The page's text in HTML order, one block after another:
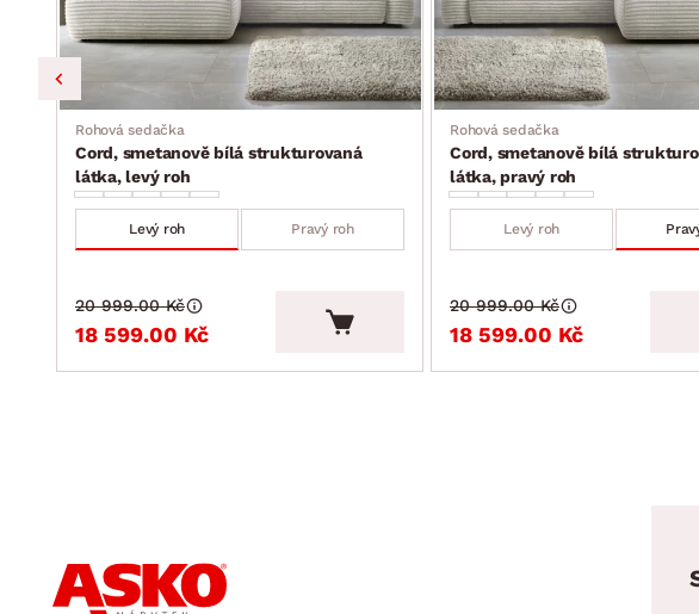
Rohová sedačka
Cord, smetanově bílá strukturovaná
látka, levý roh
Levý roh Pravý roh
18 599.00 Kč
20 999.00 Kč
Rohová sedačka
Cord, smetanově bílá
látka, pravý roh
Levý roh
18 599.00 Kč
20 999.00 Kč